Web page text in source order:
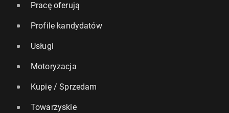
Pracę oferują
Profile kandydatów
Usługi
Motoryzacja
Kupię / Sprzedam
Towarzyskie